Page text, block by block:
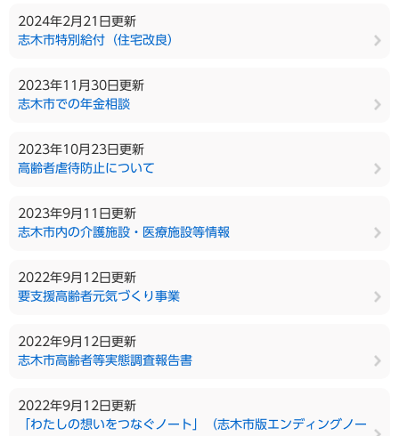
2024年2月21日更新
志木市特別給付（住宅改良）
2023年11月30日更新
志木市での年金相談
2023年10月23日更新
高齢者虐待防止について
2023年9月11日更新
志木市内の介護施設・医療施設等情報
2022年9月12日更新
要支援高齢者元気づくり事業
2022年9月12日更新
志木市高齢者等実態調査報告書
2022年9月12日更新
「わたしの想いをつなぐノート」（志木市版エンディングノー